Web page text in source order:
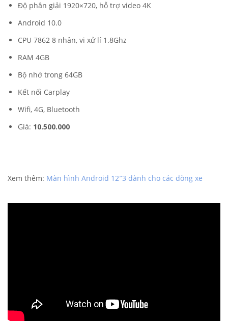
Độ phân giải 1920×720, hỗ trợ video 4K
Android 10.0
CPU 7862 8 nhân, vi xử lí 1.8Ghz
RAM 4GB
Bộ nhớ trong 64GB
Kết nối Carplay
Wifi, 4G, Bluetooth
Giá: 10.500.000
Xem thêm: Màn hình Android 12″3 dành cho các dòng xe